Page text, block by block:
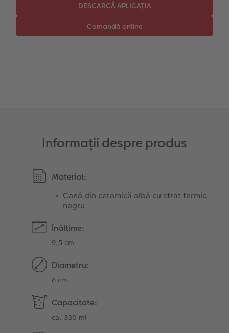
Instant Foto
Colaje foto
Informații despre produs
Material:
Cană din ceramică albă cu strat termic
negru
Înălțime:
9,5 cm
Diametru:
8 cm
Capacitate:
ca. 330 ml